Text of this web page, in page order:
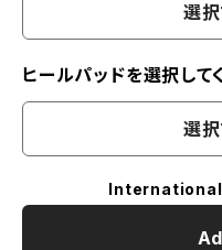
選択
ヒールパッドを選択して
選択